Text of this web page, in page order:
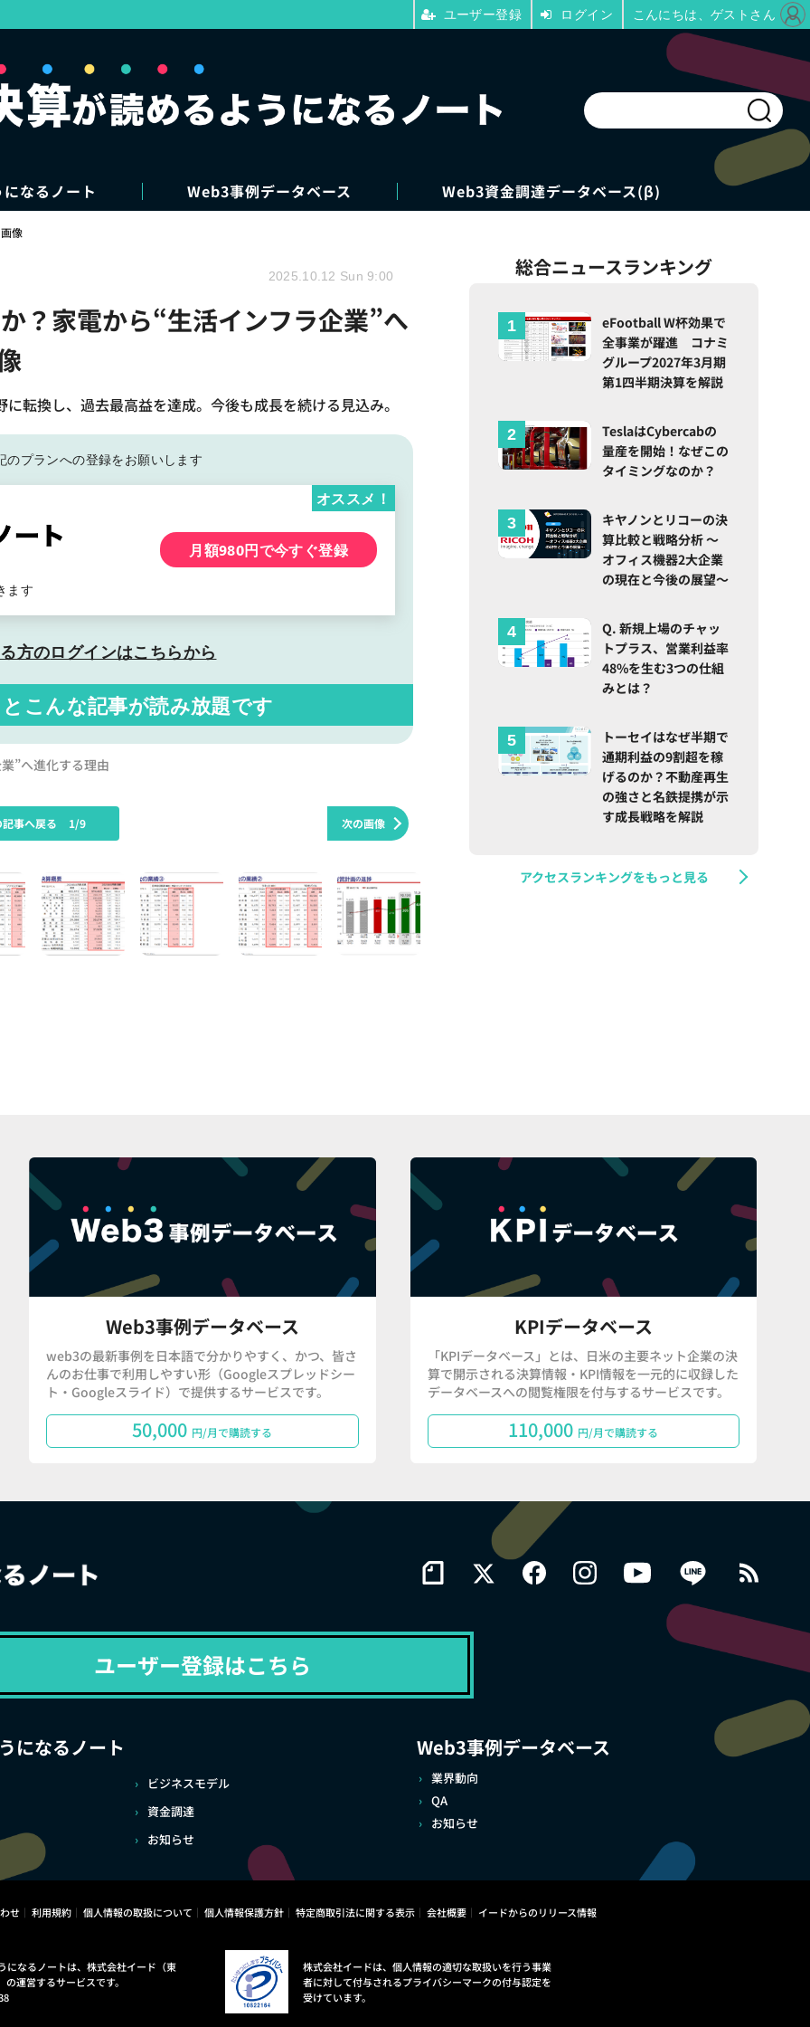
なるノート Web3事例データベース Web3資金調達データベース(β)
像
？家電から“生活インフラ企業”へ
転換し、過去最高益を達成。今後も成長を続ける見込み。
2025.10.12 Sun 9:00
のプランへの登録をお願いします
ます
オススメ！
月額980円で今すぐ登録
方のログインはこちらから
こんな記事が読み放題です
”へ進化する理由
次の画像
事へ戻る 1/9
総合ニュースランキング
eFootball W杯効果で
全事業が躍進 コナミ
グループ2027年3月期
第1四半期決算を解説
TeslaはCybercabの
量産を開始！なぜこの
タイミングなのか？
キヤノンとリコーの決
算比較と戦略分析 ～
オフィス機器2大企業
の現在と今後の展望～
Q. 新規上場のチャッ
トプラス、営業利益率
48%を生む3つの仕組
みとは？
トーセイはなぜ半期で
通期利益の9割超を稼
げるのか？不動産再生
の強さと名鉄提携が示
す成長戦略を解説
アクセスランキングをもっと見る
Web3事例データベース
web3の最新事例を日本語で分かりやすく、かつ、皆さ
んのお仕事で利用しやすい形（Googleスプレッドシー
ト・Googleスライド）で提供するサービスです。
50,000 円/月で購読する
KPIデータベース
「KPIデータベース」とは、日米の主要ネット企業の決
算で開示される決算情報・KPI情報を一元的に収録した
データベースへの閲覧権限を付与するサービスです。
110,000 円/月で購読する
ユーザー登録はこちら
になるノート
ビジネスモデル
資金調達
お知らせ
Web3事例データベース
業界動向
QA
お知らせ
せ 利用規約 個人情報の取扱について 個人情報保護方針 特定商取引法に関する表示 会社概要 イードからのリリース情報
になるノートは、株式会社イード（東
の運営するサービスです。
株式会社イードは、個人情報の適切な取扱いを行う事業
者に対して付与されるプライバシーマークの付与認定を
受けています。
ユーザー登録 ログイン こんにちは、ゲストさん